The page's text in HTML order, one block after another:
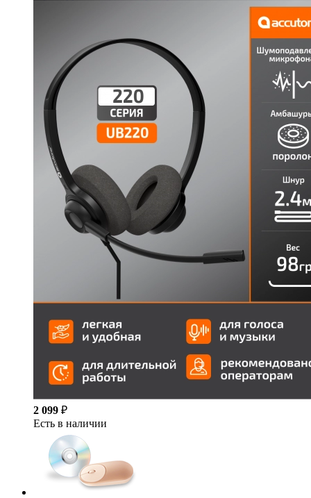
2 099 ₽
Есть в наличии